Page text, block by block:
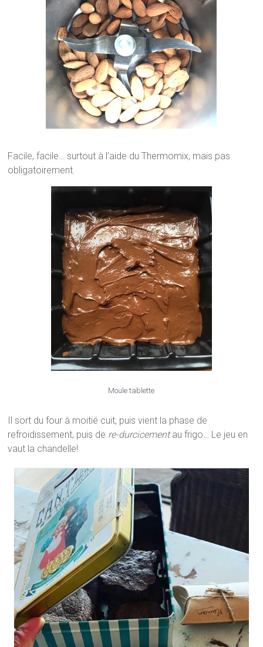
Facile, facile… surtout à l’aide du Thermomix, mais pas
obligatoirement.
Moule tablette
Il sort du four à moitié cuit, puis vient la phase de
refroidissement, puis de re-durcicementau frigo… Le jeu en
vaut la chandelle!